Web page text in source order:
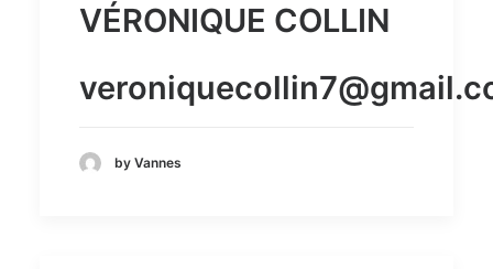
VÉRONIQUE COLLIN
by Vannes